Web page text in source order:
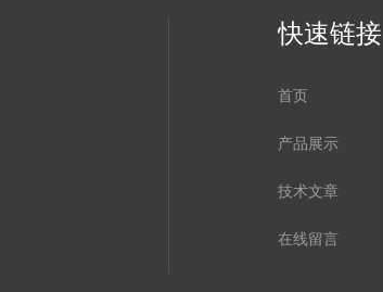
快速链接
首页
产品展示
技术文章
在线留言